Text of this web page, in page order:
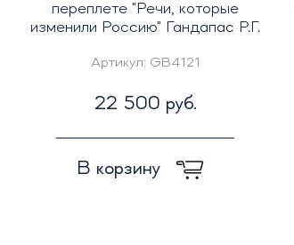
переплете "Речи, которые
изменили Россию" Гандапас Р.Г.
Артикул: GB4121
22 500 руб.
В корзину